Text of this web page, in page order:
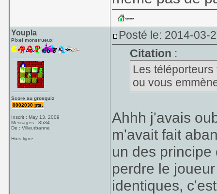
Youpla
Pixel monstrueux
Score au grosquiz
0002030 pts.
Inscrit : May 13, 2009
Messages : 3534
De : Villeurbanne
Hors ligne
Posté le: 2014-03-
Citation :
Les
ou vous
Ahhh j'avais
m'avait fait
un des
perdre le
identiques,